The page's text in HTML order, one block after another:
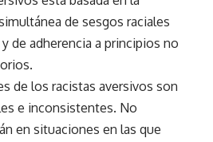
de sesgos raciales
de adherencia a principios no
de los racistas aversivos son
e inconsistentes. No
en situaciones en las que